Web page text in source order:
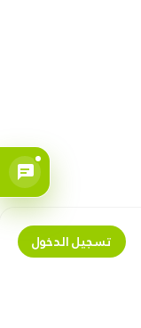
تسجيل الدخول